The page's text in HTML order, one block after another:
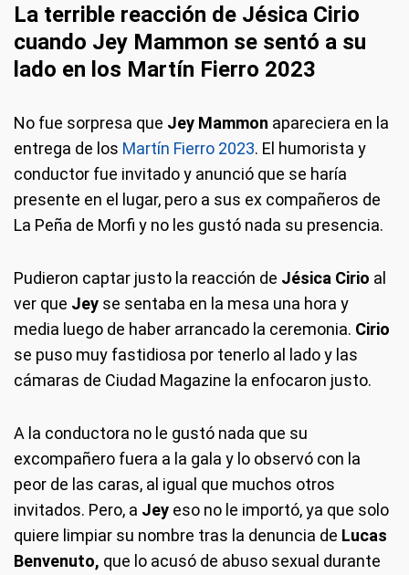
La terrible reacción de Jésica Cirio
cuando Jey Mammon se sentó a su
lado en los Martín Fierro 2023
No fue sorpresa que Jey Mammon apareciera en la
entrega de los Martín Fierro 2023. El humorista y
conductor fue invitado y anunció que se haría
presente en el lugar, pero a sus ex compañeros de
La Peña de Morfi y no les gustó nada su presencia.
Pudieron captar justo la reacción de Jésica Cirio al
ver que Jey se sentaba en la mesa una hora y
media luego de haber arrancado la ceremonia. Cirio
se puso muy fastidiosa por tenerlo al lado y las
cámaras de Ciudad Magazine la enfocaron justo.
A la conductora no le gustó nada que su
excompañero fuera a la gala y lo observó con la
peor de las caras, al igual que muchos otros
invitados. Pero, a Jey eso no le importó, ya que solo
quiere limpiar su nombre tras la denuncia de Lucas
Benvenuto, que lo acusó de abuso sexual durante